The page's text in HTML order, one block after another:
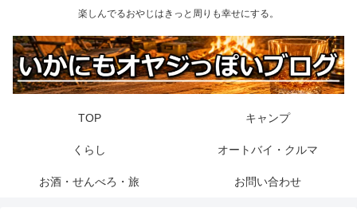
楽しんでるおやじはきっと周りも幸せにする。
TOP キャンプ
くらし オートバイ・クルマ
お酒・せんべろ・旅 お問い合わせ